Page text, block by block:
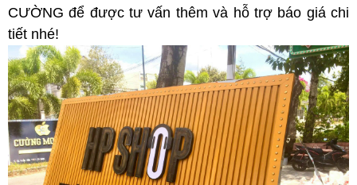
CƯỜNG để được tư vấn thêm và hỗ trợ báo giá chi
tiết nhé!